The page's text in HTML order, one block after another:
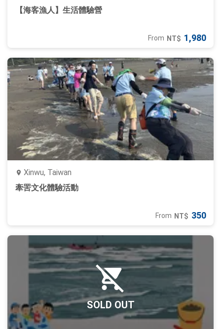
【海客漁人】生活體驗營
From NT$ 1,980
Xinwu, Taiwan
牽罟文化體驗活動
From NT$ 350
SOLD OUT